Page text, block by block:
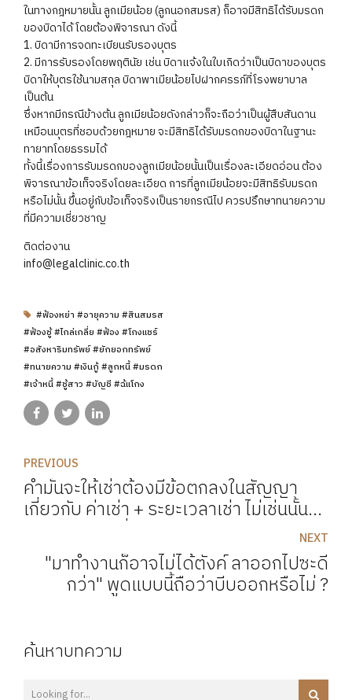
ในทางกฎหมายนั้น ลูกเมียน้อย (ลูกนอกสมรส) ก็อาจมีสิทธิได้รับมรดก
ของบิดาได้ โดยต้องพิจารณา ดังนี้
1. บิดามีการจดทะเบียนรับรองบุตร
2. มีการรับรองโดยพฤตินัย เช่น บิดาแจ้งในใบเกิดว่าเป็นบิดาของบุตร
บิดาให้บุตรใช้นามสกุล บิดาพาเมียน้อยไปฝากครรภ์ที่โรงพยาบาล
เป็นต้น
ซึ่งหากมีกรณีข้างต้น ลูกเมียน้อยดังกล่าวก็จะถือว่าเป็นผู้สืบสันดาน
เหมือนบุตรที่ชอบด้วยกฎหมาย จะมีสิทธิได้รับมรดกของบิดาในฐานะ
ทายาทโดยธรรมได้
ทั้งนี้เรื่องการรับมรดกของลูกเมียน้อยนั้นเป็นเรื่องละเอียดอ่อน ต้อง
พิจารณาข้อเท็จจริงโดยละเอียด การที่ลูกเมียน้อยจะมีสิทธิรับมรดก
หรือไม่นั้น ขึ้นอยู่กับข้อเท็จจริงเป็นรายกรณีไป ควรปรึกษาทนายความ
ที่มีความเชี่ยวชาญ
ติดต่องาน
info@legalclinic.co.th
#ฟ้องหย่า #อายุความ #สินสมรส
#ฟ้องชู้ #ไกล่เกลี่ย #ฟ้อง #โกงแชร์
#อสังหาริมทรัพย์ #ยักยอกทรัพย์
#ทนายความ #เงินกู้ #ลูกหนี้ #มรดก
#เจ้าหนี้ #ชู้สาว #บัญชี #ฉ้แโกง
PREVIOUS
คำมั่นจะให้เช่าต้องมีข้อตกลงในสัญญา
เกี่ยวกับ ค่าเช่า + ระยะเวลาเช่า ไม่เช่นนั้น
ถือว่าไม่ใช่คำมั่นจะให้เช่า NEXT
"มาทำงานก็อาจไม่ได้ตังค์ ลาออกไปซะดี
กว่า" พูดแบบนี้ถือว่าบีบออกหรือไม่ ?
ค้นหาบทความ